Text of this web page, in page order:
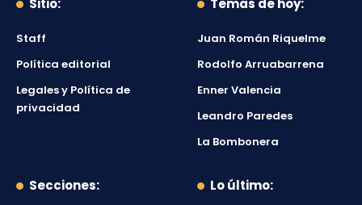
Sitio:
Staff
Política editorial
Legales y Política de
privacidad
Temas de hoy:
Juan Román Riquelme
Rodolfo Arruabarrena
Enner Valencia
Leandro Paredes
La Bombonera
Secciones: Lo último: